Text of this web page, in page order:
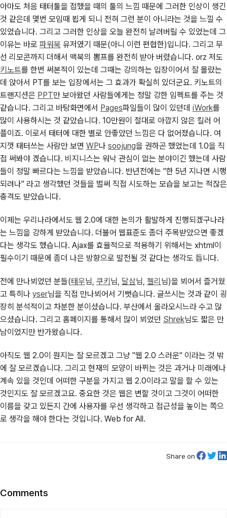
아마도 처음 태터툴을 접했을 때의 툴의 느낌 때문에 그러한 인상이 생긴
것 같은데 몇번 모임때 뵙게 되니 전혀 그런 분이 아니라는 것을 느낄 수
있었습니다. 그리고 그러한 인상을 오늘 완전히 날려버릴 수 있었는데 그
이유는 바로 파워북 유저였기 때문(아니 이런 편협한)입니다. 그리고 무
선 리모콘까지 더해서 맥북의 뽐프를 완전히 받아 버렸습니다. orz 저도
키노트를 한번 써본적이 있는데 그때는 강의하는 입장이어서 잘 몰랐는
데 앉아서 PT를 보는 입장에서는 그 효과가 확실히 있더군요. 키노트의
트랜지션은 PPT만 보아왔던 사람들에게는 정말 강한 임펙트를 주는 것
같습니다. 그리고 바탕화면에서 Pages파일들이 많이 있던데 iWork를
많이 사용하시는 것 같았습니다. 10만원이 절대로 아깝지 않은 킬러 어
플이죠. 이로서 태터에 대한 별로 안좋았던 느낌은 다 없어졌습니다. 여
지껏 태터쓰는 사람만 보면 WP나 soojung을 권하곤 했었는데 1.0을 직
접 써봐야 겠습니다. 비지니스는 워낙 관심이 없는 분야이긴 했는데 사람
들이 정말 빠르다는 느낌을 받았습니다. 반년전에는 "한 5년 지나면 시행
되려나" 라고 생각했던 것들을 벌써 직접 시도하는 모습을 보고는 적잖은
충격도 받았습니다.
이제는 우리나라에서도 웹 2.0에 대한 논의가 활발하게 진행되겠구나라
는 느낌을 강하게 받았습니다. 더불어 웹표준도 좀더 주목받았으면 좋겠
다는 생각도 했습니다. Ajax를 효율적으로 적용하기 위해서는 xhtml이
필수이기 때문에 좀더 나은 방향으로 발전될 것 같다는 생각도 듭니다.
전에 만나뵈었던 분들(태우님, 쿠키 님, 달삼님, 젤리 님)을 뵈어서 즐거웠
고 특히나 yser님을 직접 만나뵈어서 기뻣습니다. 글쓰시는 것과 같이 굉
장히 분석적이고 차분한 분이셨습니다. 부산에서 올라오시느라 수고 많
으셨습니다. 그리고 홈페이지를 통해서 많이 뵈었던 Shrek님도 짧은 만
남이었지만 반가왔습니다.
아직도 웹 2.0이 뭔지는 잘 모르겠고 그냥 "웹 2.0 스러운" 이라는 것 밖
에 잘 모르겠습니다. 그리고 현재의 모양이 바뀌는 것은 과거나 미래에나
계속 있을 것인데 어떠한 구분을 가지고 웹 2.0이라고 말을 할 수 있는
것인지도 잘 모르겠고요. 중요한 것은 웹은 변할 것이고 그것이 어떠한
이름을 갖고 있든지 간에 사용자를 우선 생각하고 접근성을 높이는 쪽으
로 생각을 해야 한다는 것입니다. Web for All.
Share on
Comments